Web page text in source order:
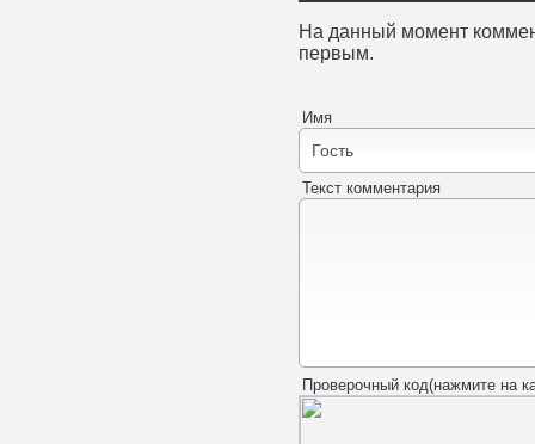
На данный момент
первым.
Имя
Текст комментария
Проверочный код(нажмите на